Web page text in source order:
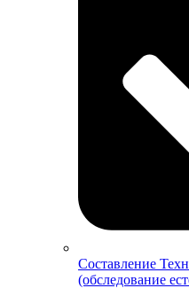
Составление
(обследование